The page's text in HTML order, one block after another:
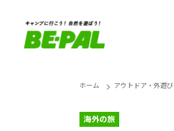
ホーム アウトドア・外遊び
海外の旅